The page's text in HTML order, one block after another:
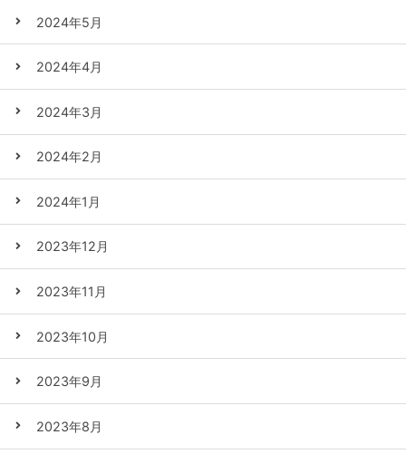
2024年5月
2024年4月
2024年3月
2024年2月
2024年1月
2023年12月
2023年11月
2023年10月
2023年9月
2023年8月